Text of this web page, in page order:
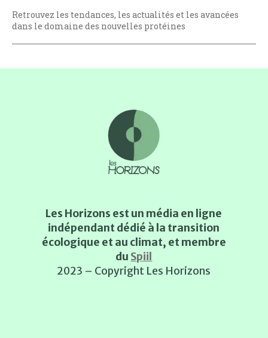
Retrouvez les tendances, les actualités et les avancées
dans le domaine des nouvelles protéines
Les Horizons est un média en ligne
indépendant dédié à la transition
écologique et au climat, et membre
du Spiil
2023 – Copyright Les Horizons